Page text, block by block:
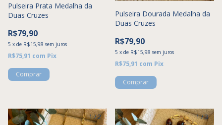
Pulseira Prata Medalha da
Duas Cruzes
R$79,90
5 x de R$15,98 sem juros
R$75,91 com Pix
Pulseira Dourada Medalha da
Duas Cruzes
R$79,90
5 x de R$15,98 sem juros
R$75,91 com Pix
1/2 1/3